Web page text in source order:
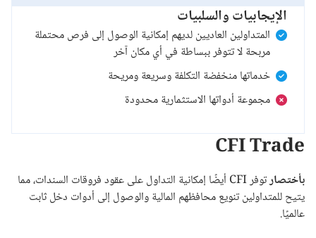
الإيجابيات والسلبيات
المتداولين العاديين لديهم إمكانية الوصول إلى فرص محتملة
مربحة لا تتوفر ببساطة في أي مكان آخر
خدماتها منخفضة التكلفة وسريعة ومريحة
مجموعة أدواتها الاستثمارية محدودة
CFI Trade
بأختصار
توفر CFI أيضًا إمكانية التداول على عقود فروقات السندات، مما
يتيح للمتداولين تنويع محافظهم المالية والوصول إلى أدوات دخل ثابت
عالميًا.